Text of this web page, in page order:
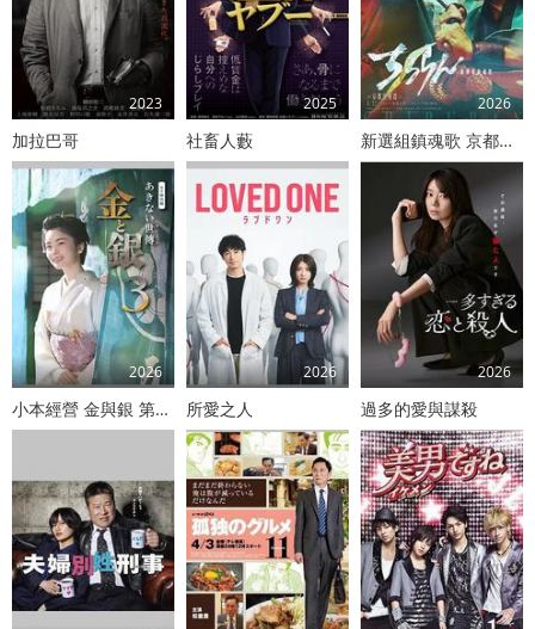
2023
加拉巴哥
2025
社畜人藪
2026
新選組鎮魂歌 京都決戰篇
2026
小本經營 金與銀 第三季
2026
所愛之人
2026
過多的愛與謀殺